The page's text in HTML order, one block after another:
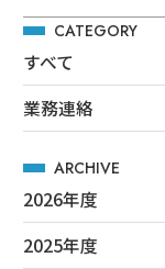
CATEGORY
すべて
業務連絡
ARCHIVE
2026年度
2025年度